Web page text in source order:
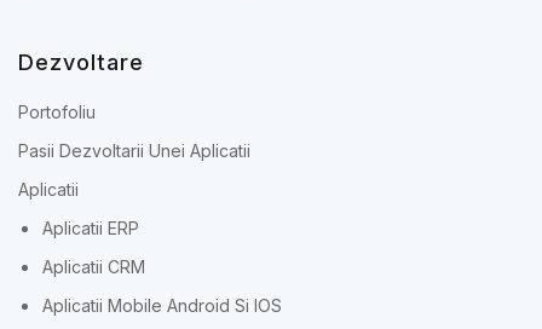
Dezvoltare
Portofoliu
Pasii Dezvoltarii Unei Aplicatii
Aplicatii
Aplicatii ERP
Aplicatii CRM
Aplicatii Mobile Android Si IOS